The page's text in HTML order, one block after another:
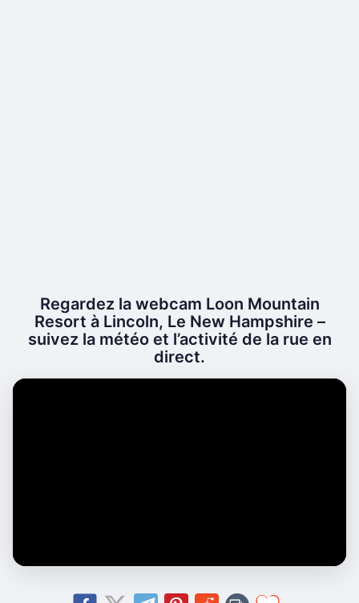
Regardez la webcam Loon Mountain
Resort à Lincoln, Le New Hampshire –
suivez la météo et l’activité de la rue en
direct.